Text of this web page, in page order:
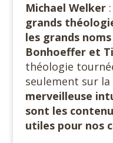
Michael Welker :
grands
les grands
Bonhoeffer et
théologie
seulement sur
merveilleuse
sont les
utiles pour nos